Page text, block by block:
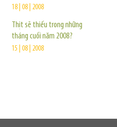
18 | 08 | 2008
Thịt sẽ thiếu trong những
tháng cuối năm 2008?
15 | 08 | 2008